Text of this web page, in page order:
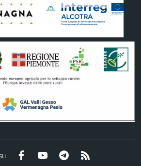
Facebook YouTube Telegram